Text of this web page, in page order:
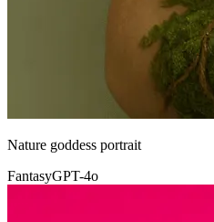
Nature goddess portrait
FantasyGPT-4o